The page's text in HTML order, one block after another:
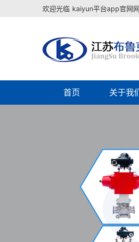
欢迎光临 kaiyun平台app官网
首页 关于我们